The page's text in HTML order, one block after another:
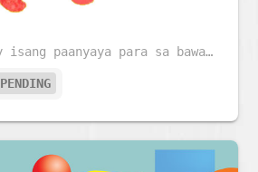
Ang COVIBOOK ay isang paanyaya para sa bawat pamilya na pag-usapan ang kanilang mga damdamin ukol sa COVID-19.
PENDING